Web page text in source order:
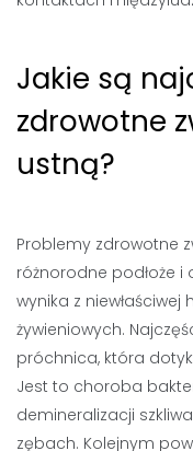
Jakie są
zdrowotne
ustną?
Problemy zdrowotne
różnorodne podłoże
wynika z niewłaściwej
żywieniowych.
próchnica, która
Jest to choroba
demineralizacji
zębach. Kolejnym